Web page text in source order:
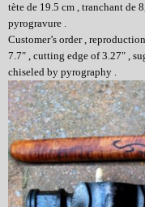
tète de 19.5 cm , tranchant de
pyrogravure .
Customer’s order ,
7.7″ , cutting edge of 3.27″ ,
chiseled by pyrography .